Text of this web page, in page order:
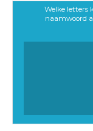
Welke letters
naamwoord